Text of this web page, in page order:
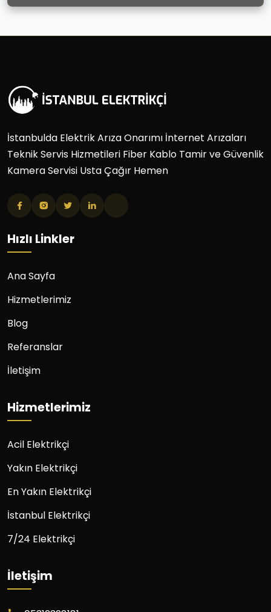
İstanbulda Elektrik Arıza Onarımı İnternet Arızaları
Teknik Servis Hizmetileri Fiber Kablo Tamir ve Güvenlik
Kamera Servisi Usta Çağır Hemen
Hızlı Linkler
Ana Sayfa
Hizmetlerimiz
Blog
Referanslar
İletişim
Hizmetlerimiz
Acil Elektrikçi
Yakın Elektrikçi
En Yakın Elektrikçi
İstanbul Elektrikçi
7/24 Elektrikçi
İletişim